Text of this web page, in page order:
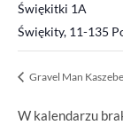
Świękitki 1A
Świękity, 11-135
Gravel Man Kaszebe
W kalendarzu